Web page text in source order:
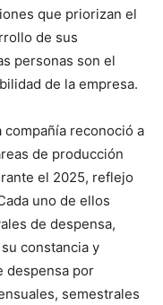
que priorizan el
de sus
personas son el
de la empresa.
reconoció a
de producción
el 2025, reflejo
uno de ellos
de despensa,
constancia y
despensa por
semestrales